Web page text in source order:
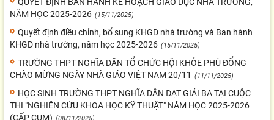
NĂM HỌC 2025-2026 (15/11/2025)
Quyết định điều chỉnh, bổ sung KHGD nhà trường và Ban hành
KHGD nhà trường, năm học 2025-2026 (15/11/2025)
TRƯỜNG THPT NGHĨA DÂN TỔ CHỨC HỘI KHỎE PHÙ ĐỔNG
CHÀO MỪNG NGÀY NHÀ GIÁO VIỆT NAM 20/11
(11/11/2025)
HỌC SINH TRƯỜNG THPT NGHĨA DÂN ĐẠT GIẢI BA TẠI CUỘC
THI "NGHIÊN CỨU KHOA HỌC KỸ THUẬT" NĂM HỌC 2025-2026
(CẤP CỤM) (08/11/2025)